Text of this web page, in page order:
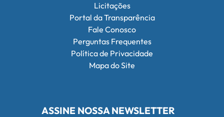
Licitações
Portal da Transparência
Fale Conosco
Perguntas Frequentes
Política de Privacidade
Mapa do Site
ASSINE NOSSA NEWSLETTER